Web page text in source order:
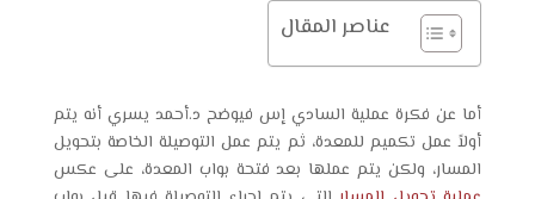
عناصر المقال
أما عن فكرة عملية السادي إس فيوضح د.أحمد يسري أنه يتم
أولاً عمل تكميم للمعدة، ثم يتم عمل التوصيلة الخاصة بتحويل
المسار، ولكن يتم عملها بعد فتحة بواب المعدة، على عكس